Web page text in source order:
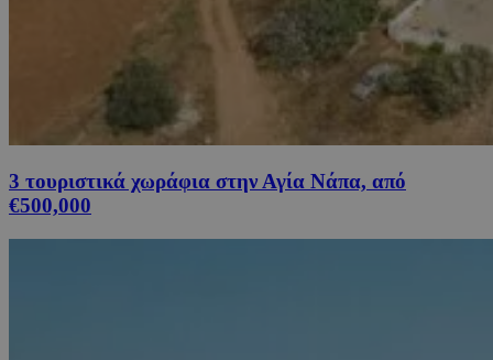
3 τουριστικά χωράφια στην Αγία Νάπα, από
€500,000